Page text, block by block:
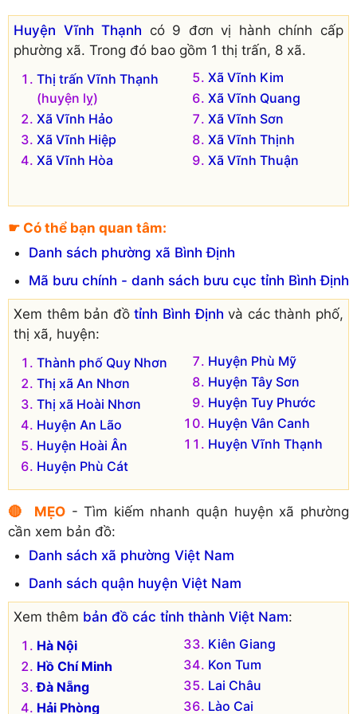
Huyện Vĩnh Thạnh có 9 đơn vị hành chính cấp
phường xã. Trong đó bao gồm 1 thị trấn, 8 xã.
Thị trấn Vĩnh Thạnh
(huyện lỵ)
Xã Vĩnh Hảo
Xã Vĩnh Hiệp
Xã Vĩnh Hòa
Xã Vĩnh Kim
Xã Vĩnh Quang
Xã Vĩnh Sơn
Xã Vĩnh Thịnh
Xã Vĩnh Thuận
☛ Có thể bạn quan tâm:
Danh sách phường xã Bình Định
Mã bưu chính - danh sách bưu cục tỉnh Bình Định
Xem thêm bản đồtỉnh Bình Định và các thành phố,
thị xã, huyện:
Thành phố Quy Nhơn
Thị xã An Nhơn
Thị xã Hoài Nhơn
Huyện An Lão
Huyện Hoài Ân
Huyện Phù Cát
Huyện Phù Mỹ
Huyện Tây Sơn
Huyện Tuy Phước
Huyện Vân Canh
Huyện Vĩnh Thạnh
🔴 MẸO- Tìm kiếm nhanh quận huyện xã phường
cần xem bản đồ:
Danh sách xã phường Việt Nam
Danh sách quận huyện Việt Nam
Xem thêm bản đồ các tỉnh thành Việt Nam:
Hà Nội
Hồ Chí Minh
Đà Nẵng
Hải Phòng
Kiên Giang
Kon Tum
Lai Châu
Lào Cai